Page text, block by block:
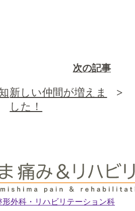
次の記事
新しい仲間が増えま
した！
外科・リハビリテーション科